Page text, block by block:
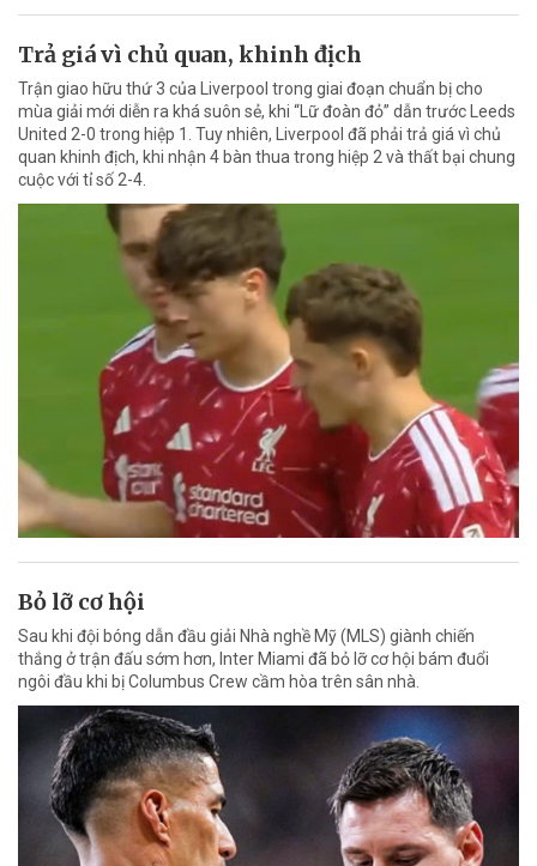
Trả giá vì chủ quan, khinh địch
Trận giao hữu thứ 3 của Liverpool trong giai đoạn chuẩn bị cho
mùa giải mới diễn ra khá suôn sẻ, khi “Lữ đoàn đỏ” dẫn trước Leeds
United 2-0 trong hiệp 1. Tuy nhiên, Liverpool đã phải trả giá vì chủ
quan khinh địch, khi nhận 4 bàn thua trong hiệp 2 và thất bại chung
cuộc với tỉ số 2-4.
Bỏ lỡ cơ hội
Sau khi đội bóng dẫn đầu giải Nhà nghề Mỹ (MLS) giành chiến
thắng ở trận đấu sớm hơn, Inter Miami đã bỏ lỡ cơ hội bám đuổi
ngôi đầu khi bị Columbus Crew cầm hòa trên sân nhà.